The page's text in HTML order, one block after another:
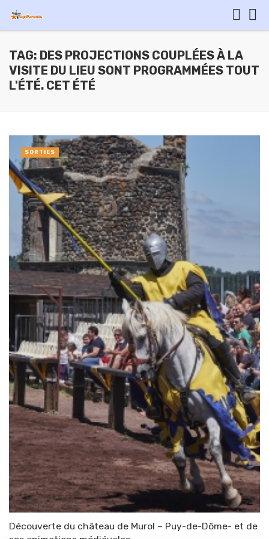
TAG: DES PROJECTIONS COUPLÉES À LA
VISITE DU LIEU SONT PROGRAMMÉES TOUT
L'ÉTÉ. CET ÉTÉ
Découverte du château de Murol – Puy-de-Dôme- et de
SORTIES